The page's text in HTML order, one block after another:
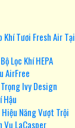
Khí Tươi Fresh Air
Lọc Khí HEPA
AirFree
Ivy Design
Hậu
Năng Vượt Trội
Vụ LaCasper